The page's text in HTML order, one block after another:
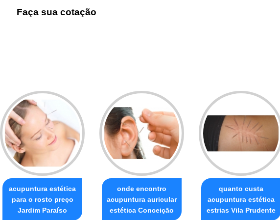
Faça sua cotação
acupuntura estética
para o rosto preço
Jardim Paraíso
onde encontro
acupuntura auricular
estética Conceição
quanto custa
acupuntura estética
estrias Vila Prudente